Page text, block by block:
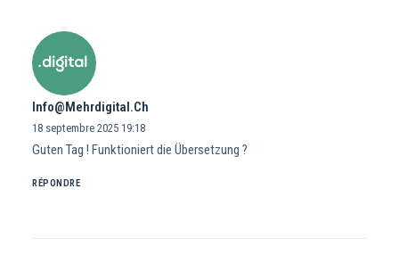
Info@mehrdigital.ch
18 septembre 2025 19:18
Guten Tag ! Funktioniert die Übersetzung ?
RÉPONDRE